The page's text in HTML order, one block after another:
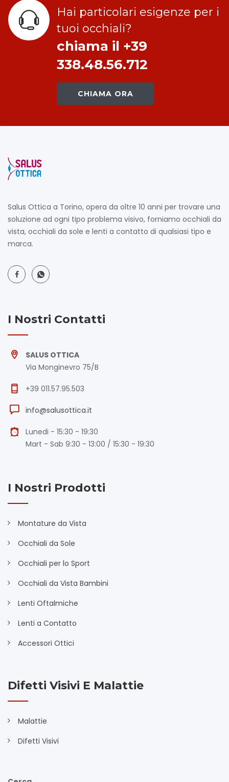
Hai particolari esigenze per i
tuoi occhiali?
chiama il +39
338.48.56.712
CHIAMA ORA
Salus Ottica a Torino, opera da oltre 10 anni per trovare una
soluzione ad ogni tipo problema visivo, forniamo occhiali da
vista, occhiali da sole e lenti a contatto di qualsiasi tipo e
marca.
I Nostri Contatti
SALUS OTTICA
Via Monginevro 75/B
+39 011.57.95.503
info@salusottica.it
Lunedi - 15:30 - 19:30
Mart - Sab 9:30 - 13:00 / 15:30 - 19:30
I Nostri Prodotti
Montature da Vista
Occhiali da Sole
Occhiali per lo Sport
Occhiali da Vista Bambini
Lenti Oftalmiche
Lenti a Contatto
Accessori Ottici
Difetti Visivi E Malattie
Malattie
Difetti Visivi